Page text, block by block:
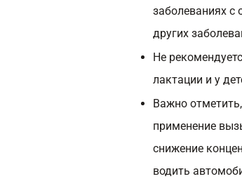
заболеваниях с
других
Не
лактации и у
Важно
применение
снижение
водить